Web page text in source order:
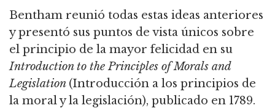
Bentham reunió todas estas ideas anteriores
y presentó sus puntos de vista únicos sobre
el principio de la mayor felicidad en su
Introduction to the Principles of Morals and
Legislation (Introducción a los principios de
la moral y la legislación), publicado en 1789.